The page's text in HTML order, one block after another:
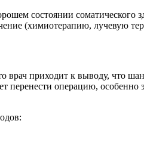
состоянии соматического
(химиотерапию, лучевую
приходит к выводу, что
перенести операцию,